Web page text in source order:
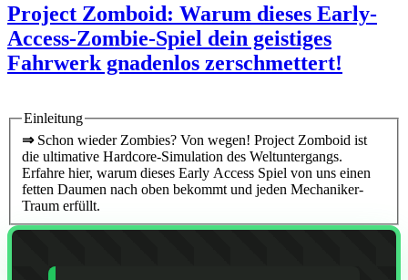
Project Zomboid: Warum dieses Early-
Access-Zombie-Spiel dein geistiges
Fahrwerk gnadenlos zerschmettert!
Einleitung
⇒Schon wieder Zombies? Von wegen! Project Zomboid ist
die ultimative Hardcore-Simulation des Weltuntergangs.
Erfahre hier, warum dieses Early Access Spiel von uns einen
fetten Daumen nach oben bekommt und jeden Mechaniker-
Traum erfüllt.